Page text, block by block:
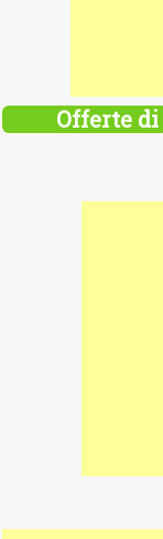
Offerte di